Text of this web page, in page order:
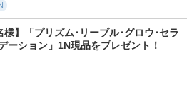
様】「プリズム･リーブル･グロウ･セラ